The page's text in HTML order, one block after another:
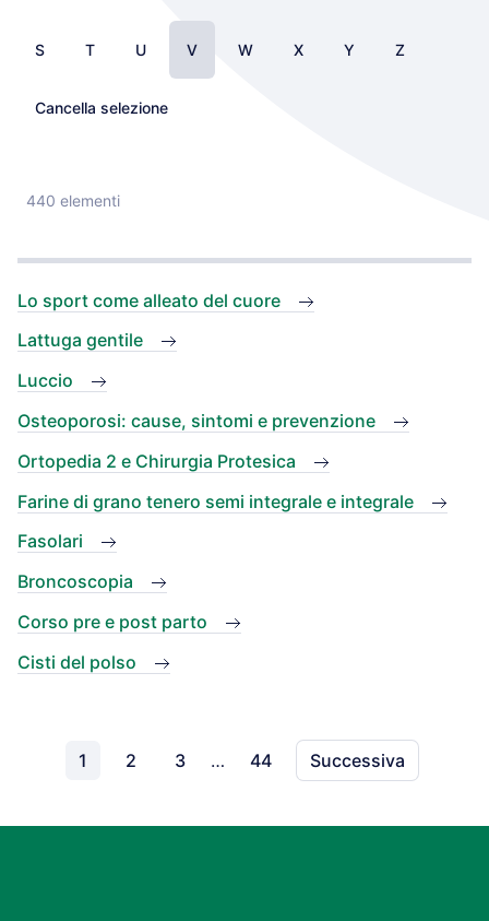
S T U V W X Y Z
Cancella selezione
440 elementi
Lo sport come alleato del cuore
Lattuga gentile
Luccio
Osteoporosi: cause, sintomi e prevenzione
Ortopedia 2 e Chirurgia Protesica
Farine di grano tenero semi integrale e integrale
Fasolari
Broncoscopia
Corso pre e post parto
Cisti del polso
1 2 3 … 44 Successiva